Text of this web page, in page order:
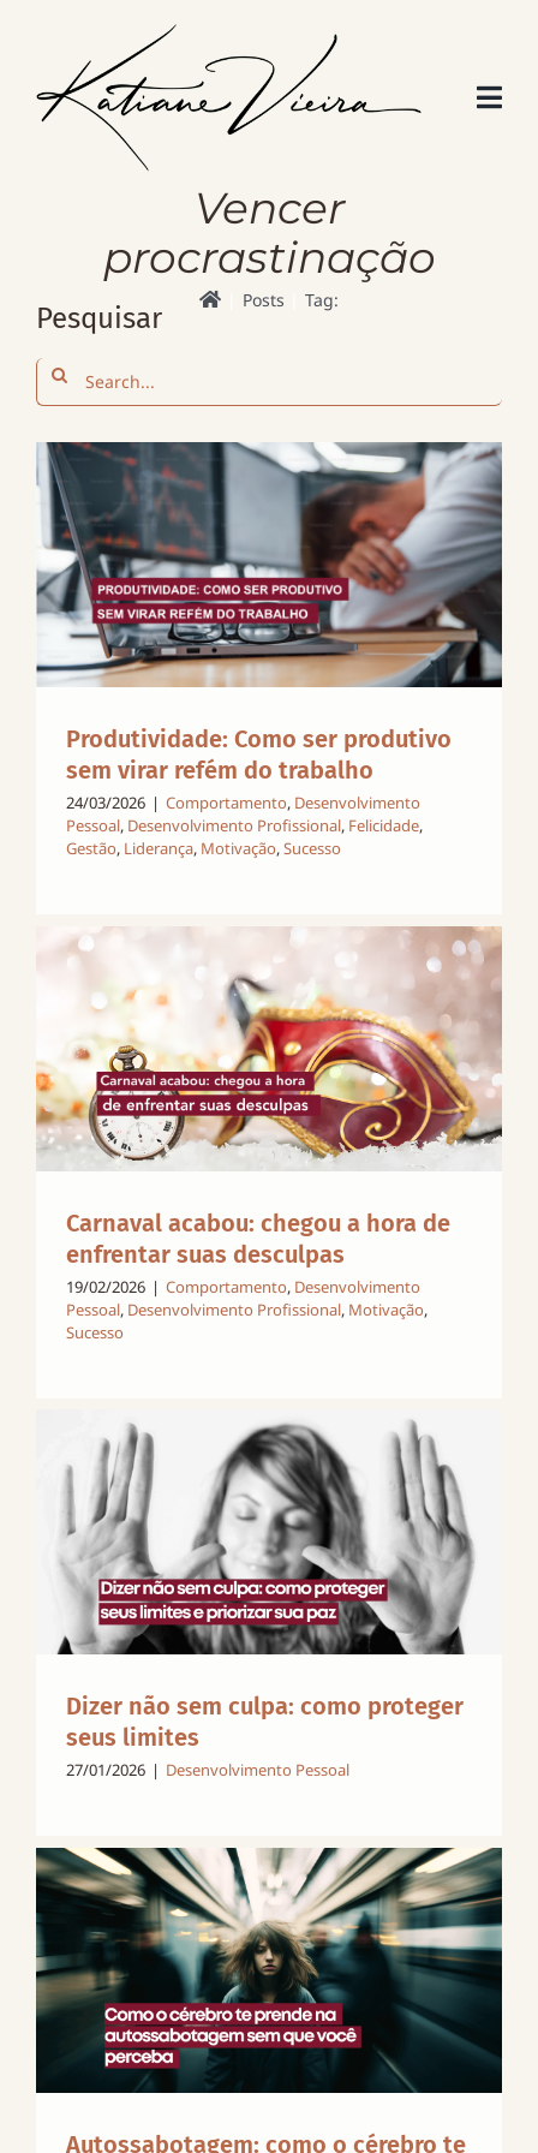
Vencer
procrastinação
Posts Tag:
Pesquisar
Search
for:
Produtividade: Como ser produtivo
sem virar refém do trabalho
24/03/2026 | Comportamento, Desenvolvimento
Pessoal, Desenvolvimento Profissional, Felicidade,
Gestão, Liderança, Motivação,Sucesso
Carnaval acabou: chegou a hora de
enfrentar suas desculpas
19/02/2026 | Comportamento, Desenvolvimento
Pessoal, Desenvolvimento Profissional, Motivação,
Sucesso
Dizer não sem culpa: como proteger
seus limites
27/01/2026 | Desenvolvimento Pessoal
Autossabotagem: como o cérebro te